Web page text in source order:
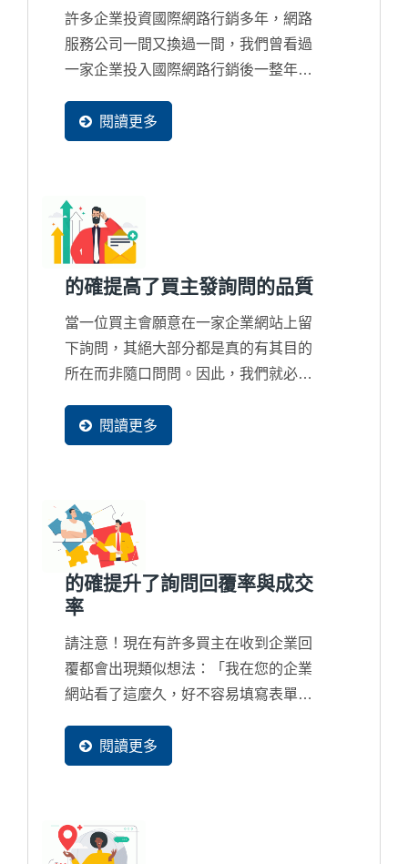
許多企業投資國際網路行銷多年，網路
服務公司一間又換過一間，我們曾看過
一家企業投入國際網路行銷後一整年才
信心，但買主在網路找尋資料的比率只
有更高沒有更少，所以這並不是該討論
略只會把商機整個拱手讓給國際競爭對
手的問題。
閱讀更多
的確提高了買主發詢問的品質
當一位買主會願意在一家企業網站上留
下詢問，其絕大部分都是真的有其目的
所在而非隨口問問。因此，我們就必須
生的，透過一個買主足跡追蹤系統來分
析出這一位買主背後的潛在採購目的究
制化解決方案？或者根本是來比價？
閱讀更多
的確提升了詢問回覆率與成交
率
請注意！現在有許多買主在收到企業回
覆都會出現類似想法：「我在您的企業
網站看了這麼久，好不容易填寫表單發
簡單，真的與另外一家的差別很大...」
如果您的業務團隊所回覆的內容過於簡
的競爭力問題了，甚至在詢問回覆上都
誤判了客戶的實際急切想要的內容，這
閱讀更多